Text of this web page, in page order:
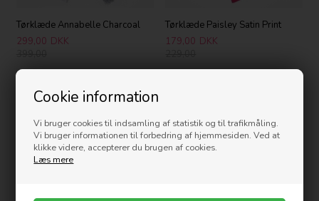
Cookie information
Vi bruger cookies til indsamling af statistik og til trafikmåling.
Vi bruger informationen til forbedring af hjemmesiden. Ved at
klikke videre, accepterer du brugen af cookies.
Læs mere
Tørklæde Annabelle Charcoal
299,00 DKK
Tørklæde Paisley Satin Print
179,00 DKK